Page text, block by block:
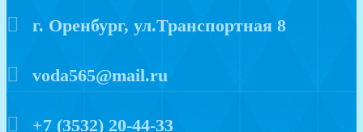
г. Оренбург, ул.Транспортная 8
voda565@mail.ru
+7 (3532) 20-44-33